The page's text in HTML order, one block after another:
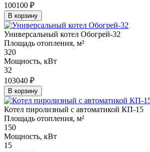
100100 ₽
В корзину
Универсальный котел Обогрей-32
Площадь отопления, м²
320
Мощность, кВт
32
103040 ₽
В корзину
Котел пиролизный с автоматикой КП-15
Площадь отопления, м²
150
Мощность, кВт
15